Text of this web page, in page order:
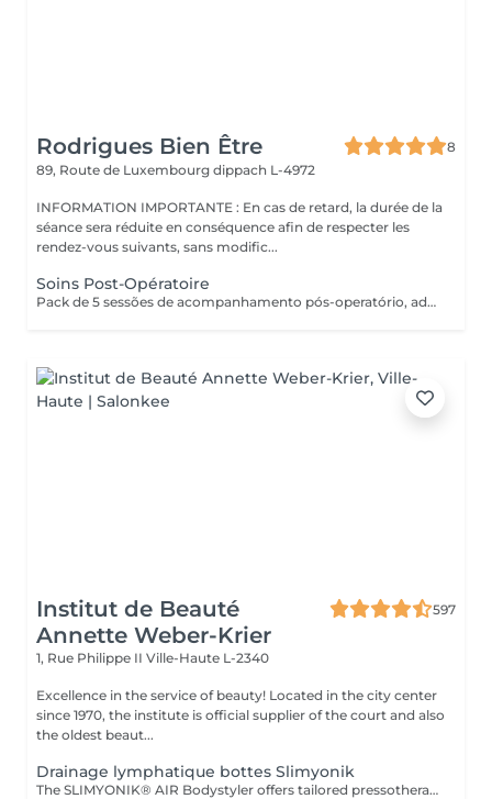
Rodrigues Bien Être
8
89, Route de Luxembourg dippach L-4972
INFORMATION IMPORTANTE : En cas de retard, la durée de la
séance sera réduite en conséquence afin de respecter les
rendez-vous suivants, sans modific...
Soins Post-Opératoire
Pack de 5 sessões de acompanhamento pós-operatório, adaptadas às necessidades da recuperação. As sessões devem ser realizadas com um intervalo mínimo de 2 dias entre cada uma, para respeitar o processo de cicatrização e otimizar os resultados.
Institut de Beauté
Annette Weber-Krier
597
1, Rue Philippe II Ville-Haute L-2340
Excellence in the service of beauty! Located in the city center
since 1970, the institute is official supplier of the court and also
the oldest beaut...
Drainage lymphatique bottes Slimyonik
The SLIMYONIK® AIR Bodystyler offers tailored pressotherapeutic massages combined with the inhalation of oxygen-enriched air, which gently activates your lymphatic system, stimulates your metabolism and increases blood flow to your skin and fatty tissues. Specially designed pressure wave massages stimulate metabolism down to the deepest layers of connective tissue, triggering detoxification processes and allowing waste and fat deposits to be broken down, washed and eliminated. The Bodystyler with oxygen inhalation is at the heart of our approach. An active metabolism and plenty of oxygen are necessary for the breakdown of fats, because this allows the body to break down fatty acids and then expel most of them through the lungs. If you want to lose weight, you need healthy oxygen intake, reduced calories, and an active metabolism. Using the results of scientific research and the treatment methods developed accordingly, you can become healthier and slimmer in the long term.